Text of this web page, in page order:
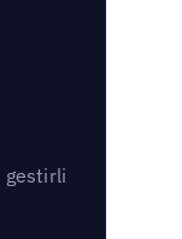
gestirli